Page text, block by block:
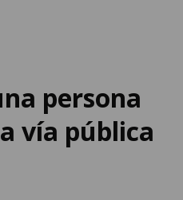
persona
vía pública